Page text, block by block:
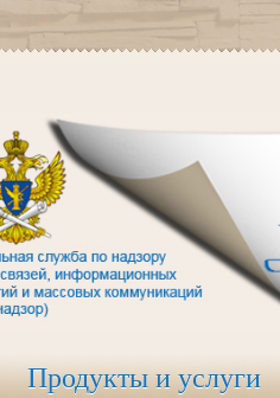
Продукты и услуги